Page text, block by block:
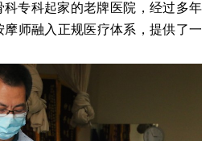
科专科起家的老牌医院，经过多年
师融入正规医疗体系，提供了一